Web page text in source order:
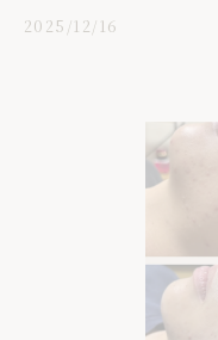
2025/12/16